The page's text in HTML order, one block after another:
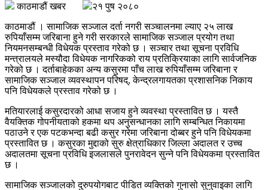
काठमाडौं खबर
२१ पुष २०८०
काठमाडौं । सामाजिक सञ्जाल दर्ता नगरी सञ्चालनमा ल्याए २५ लाख
रुपियाँसम्म जरिबाना हुने गरी सरकारले सामाजिक सञ्जाल प्रयोग तथा
नियमनसम्बन्धी विधेयक प्रस्ताव गरेको छ । सञ्चार तथा सूचना प्रविधि
मन्त्रालयले मस्यौदा विधेयक नागरिकको राय प्रतिक्रियाका लागि सार्वजनिक
गरेको छ । दर्ताबाहेकका अन्य कसुरमा पाँच लाख रुपियाँसम्म जरिबाना र
सामाजिक सञ्जाल व्यवस्थापन परिषद्, केन्द्रलगायतका प्रशासनिक निकाय
पनि विधेयकले प्रस्ताव गरेको छ ।
मतियारलाई कसुरदारको आधा सजाय हुने व्यवस्था प्रस्तावित छ । यस्तै
वैयक्तिक गोपनीयताको हकमा थप अनुसन्धानका लागि सम्बन्धित निकायमा
पठाउने र एक पटकभन्दा बढी कसुर गरेमा जरिबाना दोब्बर हुने पनि विधेयकमा
प्रस्तावित छ । कसुरका मुद्दाको सुरु क्षेत्राधिकार जिल्ला अदालत र उच्च
अदालतमा सूचना प्रविधि इजलासले पुनरावेदन सुन्ने पनि विधेयकमा प्रस्तावित
छ ।
सामाजिक सञ्जालको दुरुपयोगबाट पीडित व्यक्तिको गुनासो सुनुवाइका लागि